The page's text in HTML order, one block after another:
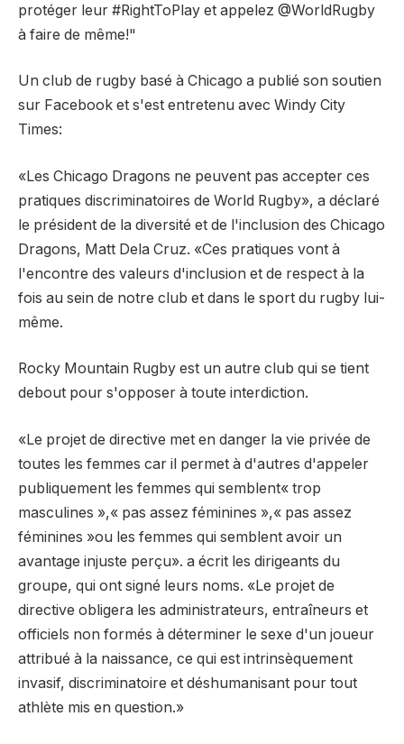
protéger leur #RightToPlay et appelez @WorldRugby
à faire de même!"
Un club de rugby basé à Chicago a publié son soutien
sur Facebook et s'est entretenu avec Windy City
Times:
«Les Chicago Dragons ne peuvent pas accepter ces
pratiques discriminatoires de World Rugby», a déclaré
le président de la diversité et de l'inclusion des Chicago
Dragons, Matt Dela Cruz. «Ces pratiques vont à
l'encontre des valeurs d'inclusion et de respect à la
fois au sein de notre club et dans le sport du rugby lui-
même.
Rocky Mountain Rugby est un autre club qui se tient
debout pour s'opposer à toute interdiction.
«Le projet de directive met en danger la vie privée de
toutes les femmes car il permet à d'autres d'appeler
publiquement les femmes qui semblent« trop
masculines »,« pas assez féminines »,« pas assez
féminines »ou les femmes qui semblent avoir un
avantage injuste perçu». a écrit les dirigeants du
groupe, qui ont signé leurs noms. «Le projet de
directive obligera les administrateurs, entraîneurs et
officiels non formés à déterminer le sexe d'un joueur
attribué à la naissance, ce qui est intrinsèquement
invasif, discriminatoire et déshumanisant pour tout
athlète mis en question.»